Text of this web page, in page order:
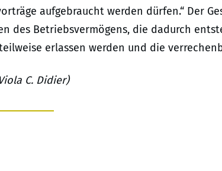
aufgebraucht werden dürfen.“ Der
des Betriebsvermögens, die dadurch
erlassen werden und die
C. Didier)